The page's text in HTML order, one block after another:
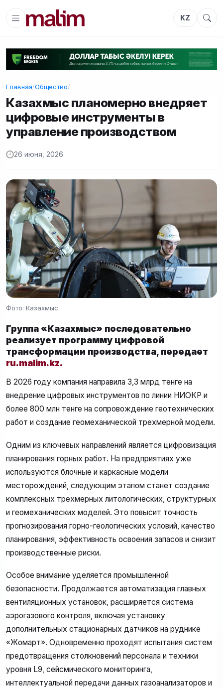
KZ
Главная/Общество/
Казахмыс планомерно внедряет
цифровые инструменты в
управление производством
26 июня, 2026
Фото: Казахмыс
Группа «Казахмыс» последовательно
реализует программу цифровой
трансформации производства, передает
ru.malim.kz.
В 2026 году компания направила 3,3 млрд тенге на
внедрение цифровых инструментов по линии НИОКР и
более 800 млн тенге на сопровождение геотехнических
работ и создание геомеханической трехмерной модели.
Одним из ключевых направлений является цифровизация
планирования горных работ. На предприятиях уже
используются блочные и каркасные модели
месторождений, следующим этапом станет создание
комплексных трехмерных литологических, структурных
и геомеханических моделей. Это повысит точность
прогнозирования горно-геологических условий, качество
планирования, эффективность освоения запасов и снизит
производственные риски.
Особое внимание уделяется промышленной
безопасности. Продолжается автоматизация главных
вентиляционных установок, расширяется система
аэрогазового контроля, включая установку
дополнительных стационарных датчиков на руднике
«Жомарт». Одновременно проходят испытания систем
предотвращения столкновений персонала и техники
уровня L9, сейсмического мониторинга,
интеллектуальной передачи данных газоанализаторов и